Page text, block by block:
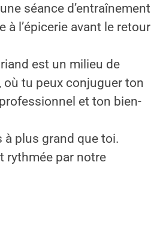
séance d’entraînement
à l’épicerie avant le retour
est un milieu de
tu peux conjuguer ton
et ton bien-
à plus grand que toi.
rythmée par notre